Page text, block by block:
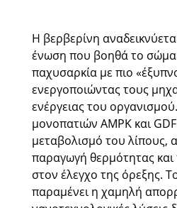
Η βερβερίνη
ένωση που βοηθά το σώμα
παχυσαρκία με πιο
ενεργοποιώντας τους
ενέργειας του
μονοπατιών AMPK και
μεταβολισμό του λίπους,
παραγωγή θερμότητας
στον έλεγχο της όρεξης.
παραμένει η χαμηλή